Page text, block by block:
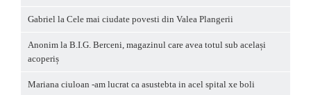
Gabriel la Cele mai ciudate povesti din Valea Plangerii
Anonim la B.I.G. Berceni, magazinul care avea totul sub același
acoperiș
Mariana ciuloan -am lucrat ca asustebta in acel spital xe boli